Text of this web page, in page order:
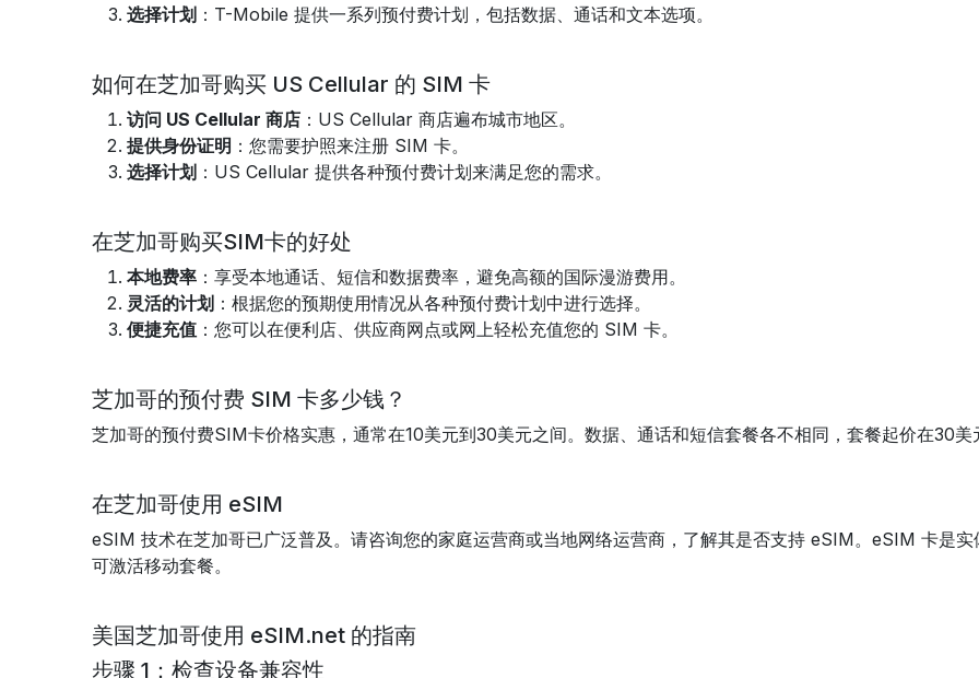
选择计划 ：T-Mobile 提供一系列预付费计划，包括数据、通话和文本选项。
如何在芝加哥购买 US Cellular 的 SIM 卡
访问 US Cellular 商店 ：US Cellular 商店遍布城市地区。
提供身份证明 ：您需要护照来注册 SIM 卡。
选择计划 ：US Cellular 提供各种预付费计划来满足您的需求。
在芝加哥购买SIM卡的好处
本地费率 ：享受本地通话、短信和数据费率，避免高额的国际漫游费用。
灵活的计划 ：根据您的预期使用情况从各种预付费计划中进行选择。
便捷充值 ：您可以在便利店、供应商网点或网上轻松充值您的 SIM 卡。
芝加哥的预付费 SIM 卡多少钱？
芝加哥的预付费SIM卡价格实惠，通常在10美元到30美元之间。数据、通话和短信套餐各不相同，套餐起价在30美
在芝加哥使用 eSIM
eSIM 技术在芝加哥已广泛普及。请咨询您的家庭运营商或当地网络运营商，了解其是否支持 eSIM。eSIM 卡是
可激活移动套餐。
美国芝加哥使用 eSIM.net 的指南
步骤 1：检查设备兼容性